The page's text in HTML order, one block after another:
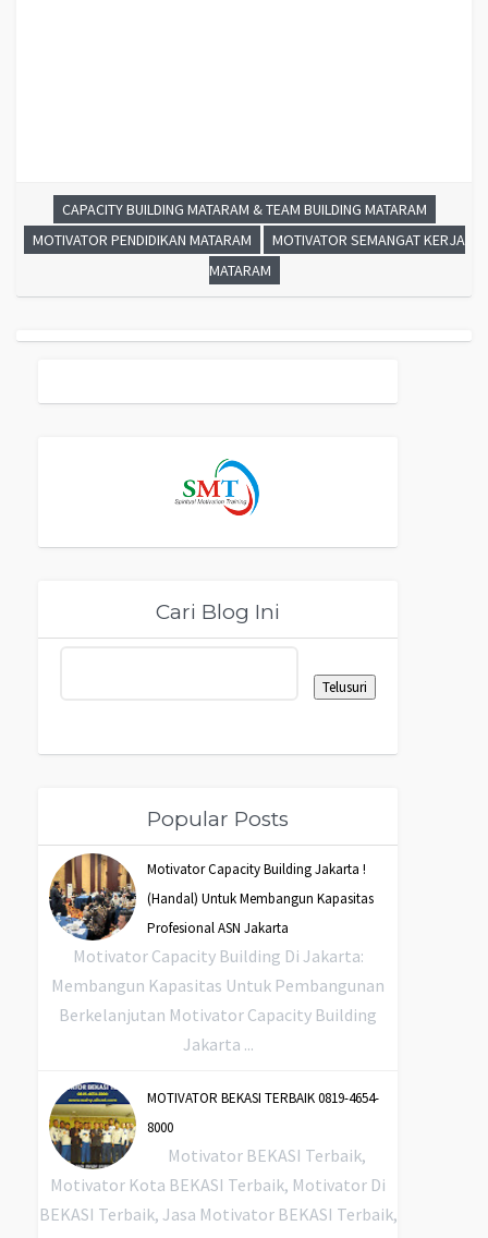
CAPACITY BUILDING MATARAM & TEAM BUILDING MATARAM
MOTIVATOR PENDIDIKAN MATARAM
MOTIVATOR SEMANGAT KERJA
MATARAM
Cari Blog Ini
Popular Posts
Motivator Capacity Building Jakarta !
(Handal) Untuk Membangun Kapasitas
Profesional ASN Jakarta
Motivator Capacity Building Di Jakarta:
Membangun Kapasitas Untuk Pembangunan
Berkelanjutan Motivator Capacity Building
Jakarta ...
MOTIVATOR BEKASI TERBAIK 0819-4654-
8000
Motivator BEKASI Terbaik,
Motivator Kota BEKASI Terbaik, Motivator Di
BEKASI Terbaik, Jasa Motivator BEKASI Terbaik,